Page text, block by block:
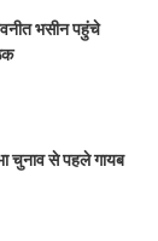
भसीन पहुंचे
चुनाव से पहले गायब